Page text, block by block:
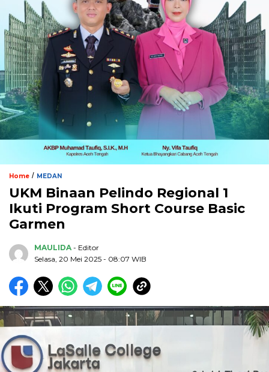
Home / MEDAN
UKM Binaan Pelindo Regional 1
Ikuti Program Short Course Basic
Garmen
MAULIDA - Editor
Selasa, 20 Mei 2025 - 08:07 WIB